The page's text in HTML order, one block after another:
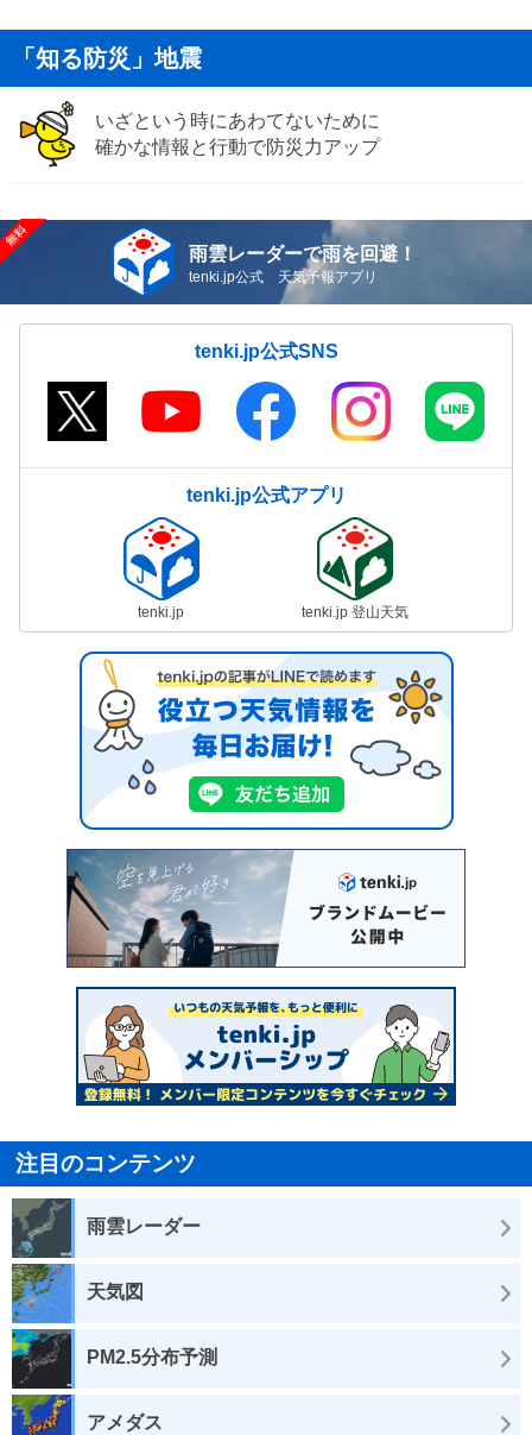
「知る防災」地震
いざという時にあわてないために
確かな情報と行動で防災力アップ
雨雲レーダーで雨を回避！
tenki.jp公式 天気予報アプリ
tenki.jp公式SNS
tenki.jp公式アプリ
tenki.jp tenki.jp 登山天気
注目のコンテンツ
雨雲レーダー
天気図
PM2.5分布予測
アメダス